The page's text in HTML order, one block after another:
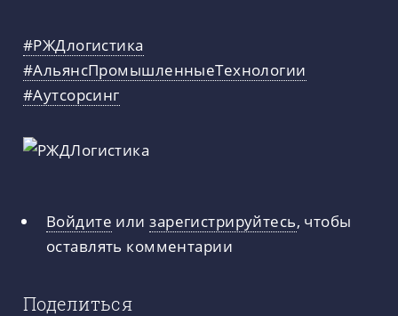
#РЖДлогистика
#АльянсПромышленныеТехнологии
#Аутсорсинг
Войдите илизарегистрируйтесь, чтобы
оставлять комментарии
Поделиться